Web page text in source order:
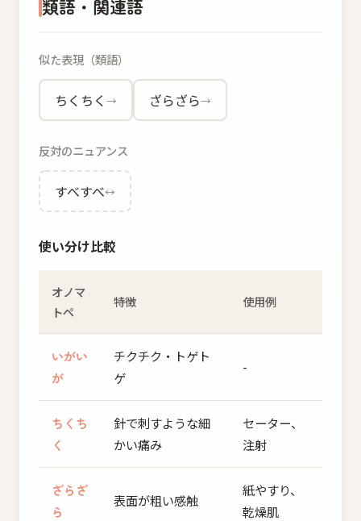
類語・関連語
似た表現（類語）
ちくちく → ざらざら→
反対のニュアンス
すべすべ↔
使い分け比較
オノマ
トペ
特徴 使用例
いがい
が
チクチク・トゲト
ゲ
-
ちくち
く
針で刺すような細
かい痛み
セーター、
注射
ざらざ
ら
表面が粗い感触
紙やすり、
乾燥肌